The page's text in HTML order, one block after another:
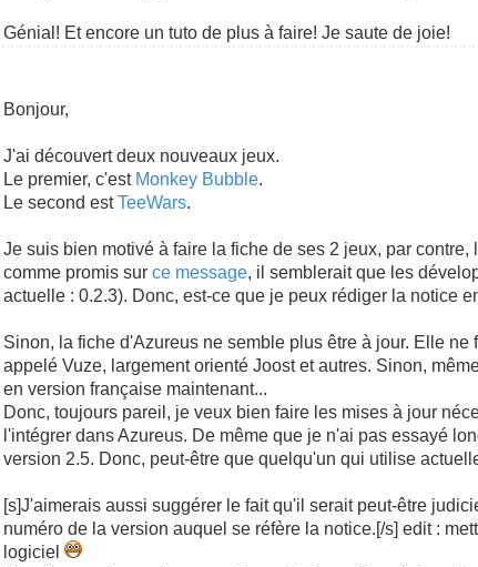
Génial! Et encore un tuto de plus à faire! Je saute de joie!
Bonjour,
J'ai découvert deux nouveaux jeux.
Le premier, c'est Monkey Bubble.
Le second estTeeWars.
Je suis bien motivé à faire la fiche de ses 2 jeux, par contre,
comme promis sur ce message, il semblerait que les
actuelle : 0.2.3). Donc, est-ce que je peux rédiger la notice
Sinon, la fiche d'Azureus ne semble plus être à jour. Elle
appelé Vuze, largement orienté Joost et autres. Sinon,
en version française maintenant...
Donc, toujours pareil, je veux bien faire les mises à jour
l'intégrer dans Azureus. De même que je n'ai pas essayé
version 2.5. Donc, peut-être que quelqu'un qui utilise
[s]J'aimerais aussi suggérer le fait qu'il serait peut-être
numéro de la version auquel se réfère la notice.[/s] edit :
logiciel